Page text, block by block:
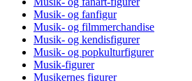
Musik- og fanfigur
Musik- og filmmerchandise
Musik- og kendisfigurer
Musik- og popkulturfigurer
Musik-figurer
Musikernes figurer